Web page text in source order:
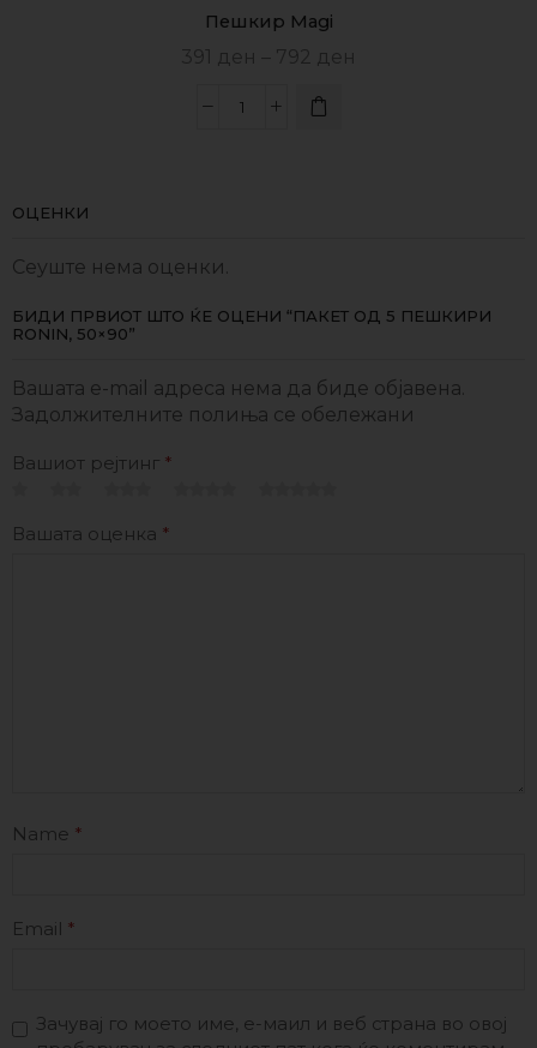
Пешкир Magi
391 ден 792 ден
ОЦЕНКИ
Сеуште нема оценки.
БИДИ ПРВИОТ ШТО ЌЕ ОЦЕНИ “ПАКЕТ ОД 5 ПЕШКИРИ
RONIN, 50×90”
Вашата e-mail адреса нема да биде објавена.
Задолжителните полиња се обележани
Вашиот рејтинг *
Вашата оценка *
Name *
Email *
Зачувај го моето име, е-маил и веб страна во овој